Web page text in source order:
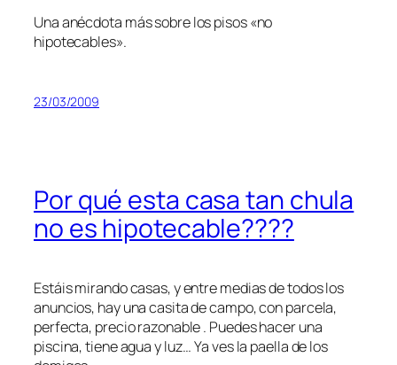
Una anécdota más sobre los pisos «no
hipotecables».
23/03/2009
Por qué esta casa tan chula
no es hipotecable????
Estáis mirando casas, y entre medias de todos los
anuncios, hay una casita de campo, con parcela,
perfecta, precio razonable . Puedes hacer una
piscina, tiene agua y luz… Ya ves la paella de los